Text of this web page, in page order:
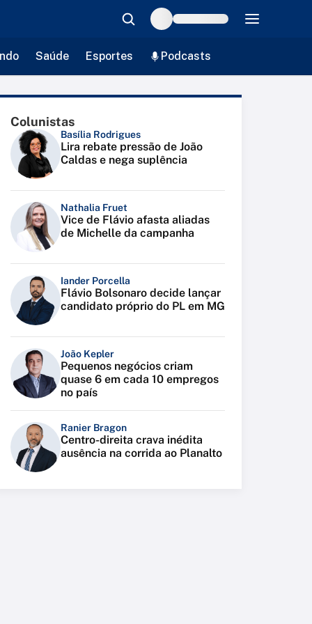
Saúde Esportes Podcasts
Colunistas
Basília Rodrigues
Lira rebate pressão de João
Caldas e nega suplência
Nathalia Fruet
Vice de Flávio afasta aliadas
de Michelle da campanha
Iander Porcella
Flávio Bolsonaro decide lançar
candidato próprio do PL em MG
João Kepler
Pequenos negócios criam
quase 6 em cada 10 empregos
no país
Ranier Bragon
Centro-direita crava inédita
ausência na corrida ao Planalto